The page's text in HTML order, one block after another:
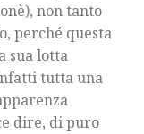
non tanto
perché questa
sua lotta
tutta una
dire, di puro